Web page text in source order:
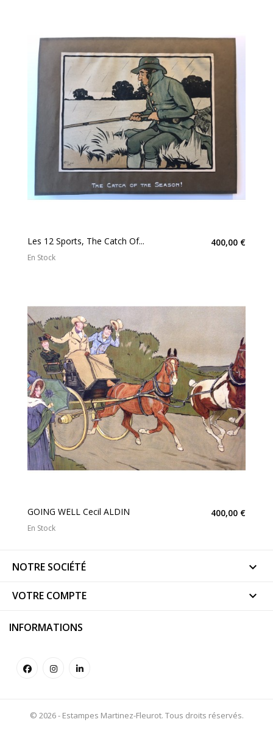
Les 12 Sports, The Catch Of... 400,00 €
En Stock
GOING WELL Cecil ALDIN 400,00 €
En Stock
NOTRE SOCIÉTÉ 
VOTRE COMPTE 
INFORMATIONS
© 2026 - Estampes Martinez-Fleurot. Tous droits réservés.